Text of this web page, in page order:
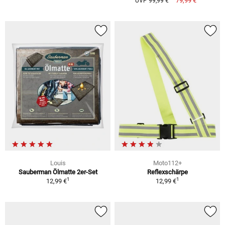
Louis
Sauberman Ölmatte 2er-Set
12,99 €1
Moto112+
Reflexschärpe
12,99 €1